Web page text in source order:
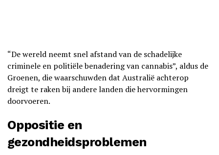
“De wereld neemt snel afstand van de schadelijke
criminele en politiële benadering van cannabis”, aldus de
Groenen, die waarschuwden dat Australië achterop
dreigt te raken bij andere landen die hervormingen
doorvoeren.
Oppositie en
gezondheidsproblemen